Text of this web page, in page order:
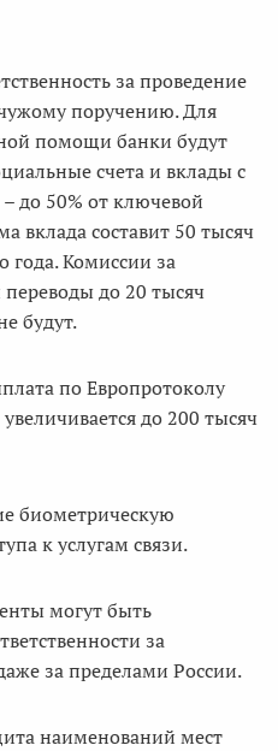
за проведение
поручению. Для
помощи банки будут
счета и вклады с
до 50% от ключевой
вклада составит 50 тысяч
года. Комиссии за
до 20 тысяч
будут.
по Европротоколу
до 200 тысяч
биометрическую
к услугам связи.
могут быть
за
за пределами России.
наименований мест